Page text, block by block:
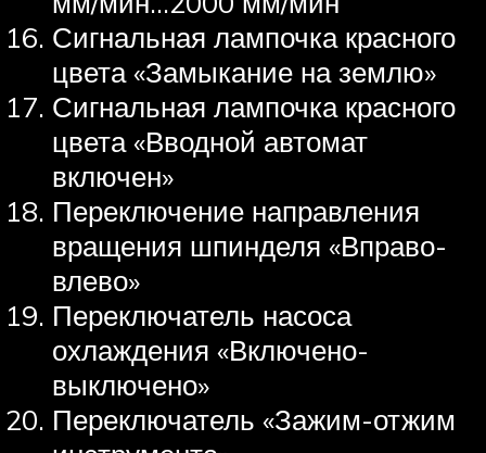
Сигнальная лампочка красного
цвета «Замыкание на землю»
Сигнальная лампочка красного
цвета «Вводной автомат
включен»
Переключение направления
вращения шпинделя «Вправо-
влево»
Переключатель насоса
охлаждения «Включено-
выключено»
Переключатель «Зажим-отжим